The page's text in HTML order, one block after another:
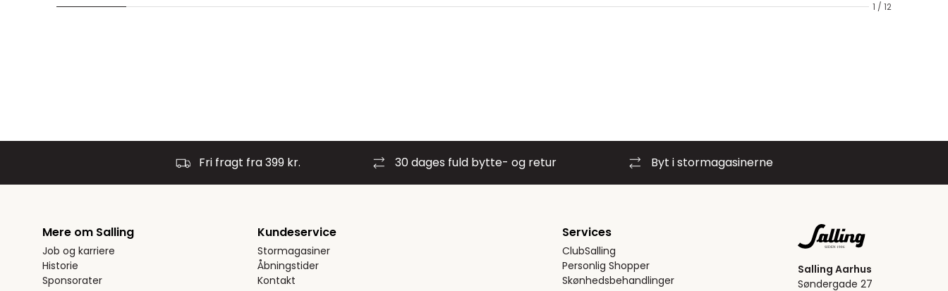
1 / 12
Fri fragt fra 399 kr. 30 dages fuld bytte- og retur Byt i stormagasinerne
Mere om Salling
Job og karriere
Historie
Sponsorater
Kundeservice
Stormagasiner
Åbningstider
Kontakt
Services
ClubSalling
Personlig Shopper
Skønhedsbehandlinger
Salling Aarhus
Søndergade 27